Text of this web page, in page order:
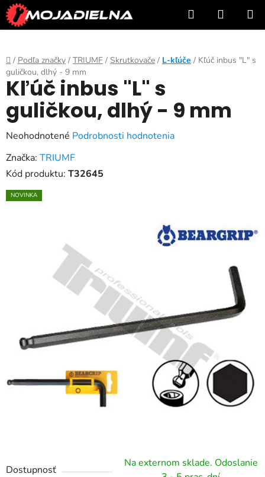
Prejsť
na
obsah
Hľadať
KOŠÍK
Domov
/ Podľa značky / TRIUMF / Skrutkovače / L-kľúče / Kľúč inbus "L" s
guličkou, dlhý - 9 mm
Dostupnosť
Na externom sklade. Odoslanie
Kľúč inbus "L" s
guličkou, dlhý - 9 mm
Priemerné
hodnotenie
produktu
0,0
Neohodnotené Podrobnosti hodnotenia
Značka: TRIUMF
Kód produktu: T32645
NOVINKA